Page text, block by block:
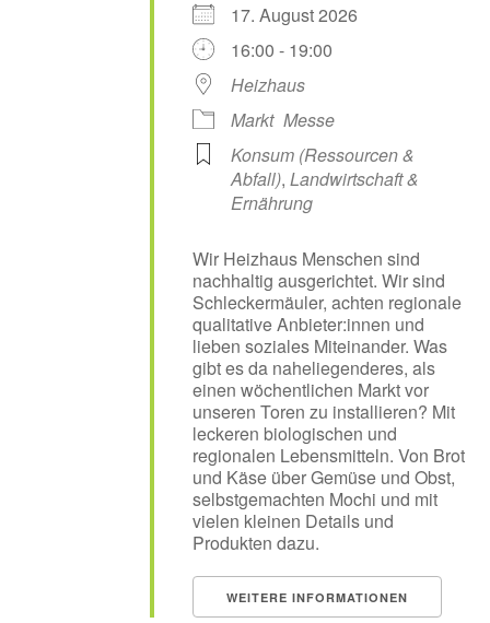
17. August 2026
16:00 - 19:00
Heizhaus
Markt Messe
Konsum (Ressourcen &
Abfall), Landwirtschaft &
Ernährung
Wir Heizhaus Menschen sind
nachhaltig ausgerichtet. Wir sind
Schleckermäuler, achten regionale
qualitative Anbieter:innen und
lieben soziales Miteinander. Was
gibt es da naheliegenderes, als
einen wöchentlichen Markt vor
unseren Toren zu installieren? Mit
leckeren biologischen und
regionalen Lebensmitteln. Von Brot
und Käse über Gemüse und Obst,
selbstgemachten Mochi und mit
vielen kleinen Details und
Produkten dazu.
WEITERE INFORMATIONEN